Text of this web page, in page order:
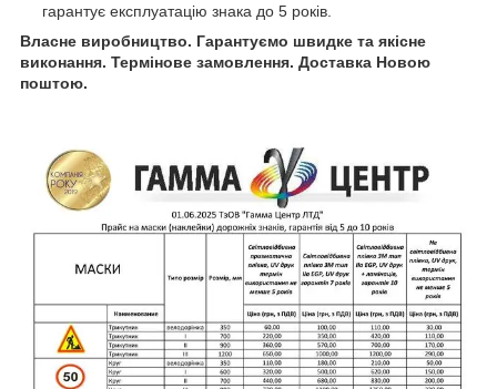
гарантує експлуатацію знака до 5 років.
Власне виробництво. Гарантуємо швидке та якісне
виконання. Термінове замовлення. Доставка Новою
поштою.